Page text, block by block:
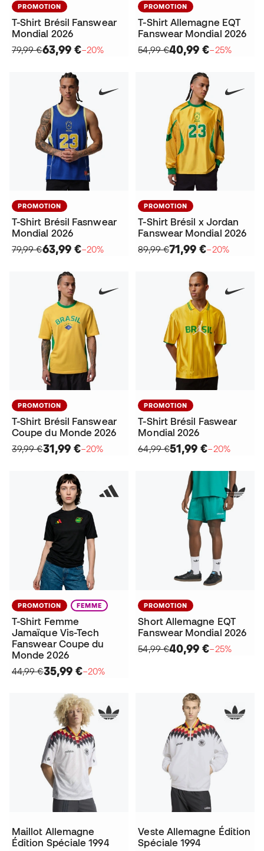
PROMOTION
T-Shirt Brésil Fanswear
Mondial 2026
79,99 €63,99 €−20%
PROMOTION
T-Shirt Allemagne EQT
Fanswear Mondial 2026
54,99 €40,99 €−25%
PROMOTION
T-Shirt Brésil Fasnwear
Mondial 2026
79,99 €63,99 €−20%
PROMOTION
T-Shirt Brésil x Jordan
Fanswear Mondial 2026
89,99 €71,99 €−20%
PROMOTION
T-Shirt Brésil Fanswear
Coupe du Monde 2026
39,99 €31,99 €−20%
PROMOTION
T-Shirt Brésil Faswear
Mondial 2026
64,99 €51,99 €−20%
PROMOTION FEMME
T-Shirt Femme
Jamaïque Vis-Tech
Fanswear Coupe du
Monde 2026
44,99 €35,99 €−20%
PROMOTION
Short Allemagne EQT
Fanswear Mondial 2026
54,99 €40,99 €−25%
Maillot Allemagne
Édition Spéciale 1994
Veste Allemagne Édition
Spéciale 1994